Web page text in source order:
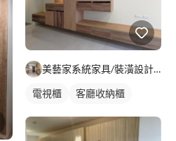
美藝家系統家具/裝潢設計/統包服務
電視櫃 客廳收納櫃